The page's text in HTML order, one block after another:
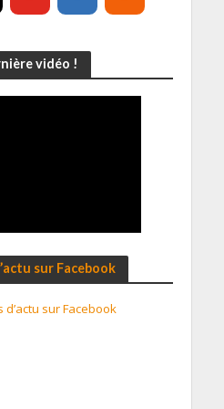
vidéo !
sur Facebook
sur Facebook